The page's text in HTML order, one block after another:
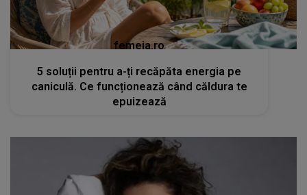
femeia.ro
5 soluții pentru a-ți recăpăta energia pe
caniculă. Ce funcționează când căldura te
epuizează